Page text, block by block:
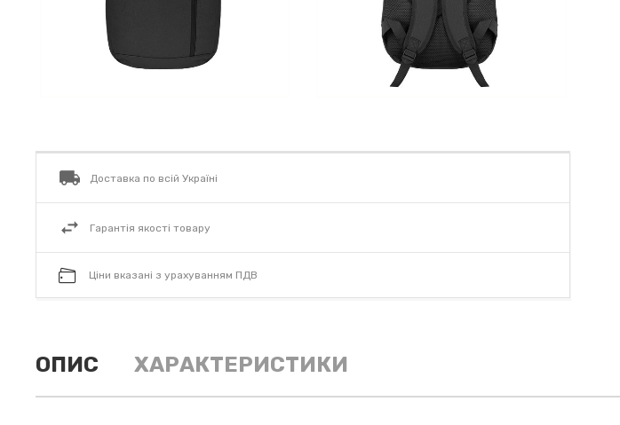
Доставка по всій Україні
Гарантія якості товару
Ціни вказані з урахуванням ПДВ
ОПИС ХАРАКТЕРИСТИКИ